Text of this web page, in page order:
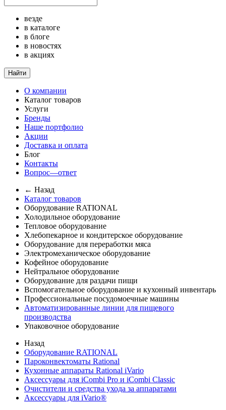
везде
в каталоге
в блоге
в новостях
в акциях
Найти
О компании
Каталог товаров
Услуги
Бренды
Наше портфолио
Акции
Доставка и оплата
Блог
Контакты
Вопрос—ответ
← Назад
Каталог товаров
Оборудование RATIONAL
Холодильное оборудование
Тепловое оборудование
Хлебопекарное и кондитерское оборудование
Оборудование для переработки мяса
Электромеханическое оборудование
Кофейное оборудование
Нейтральное оборудование
Оборудование для раздачи пищи
Вспомогательное оборудование и кухонный инвентарь
Профессиональные посудомоечные машины
Автоматизированные линии для пищевого
производства
Упаковочное оборудование
Назад
Оборудование RATIONAL
Пароконвектоматы Rational
Кухонные аппараты Rational iVario
Аксессуары для iCombi Pro и iCombi Classic
Очистители и средства ухода за аппаратами
Аксессуары для iVario®